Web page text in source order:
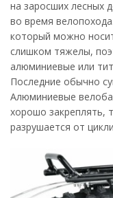
на заросших лесных
во время
который можно
слишком тяжелы,
алюминиевые или
Последние обычно
Алюминиевые
хорошо закреплять,
разрушается от